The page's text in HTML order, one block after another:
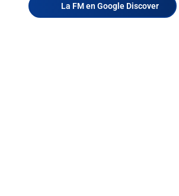
La FM en Google Discover